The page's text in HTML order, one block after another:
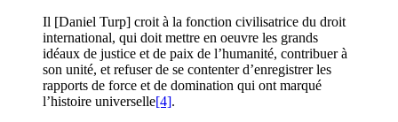
Il [Daniel Turp] croit à la fonction civilisatrice du droit
international, qui doit mettre en oeuvre les grands
idéaux de justice et de paix de l’humanité, contribuer à
son unité, et refuser de se contenter d’enregistrer les
rapports de force et de domination qui ont marqué
l’histoire universelle[4].